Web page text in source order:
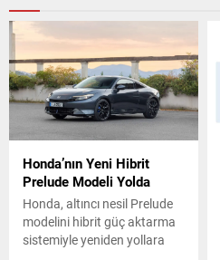
Honda’nın Yeni Hibrit
Prelude Modeli Yolda
Honda, altıncı nesil Prelude
modelini hibrit güç aktarma
sistemiyle yeniden yollara